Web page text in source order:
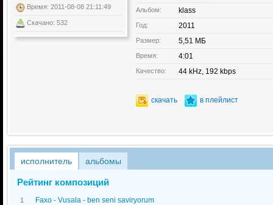
Время: 2011-08-08 21:11:49
Скачано: 532
Альбом: klass
Год: 2011
Размер: 5,51 МБ
Время: 4:01
Качество: 44 kHz, 192 kbps
скачать в плейлист
исполнитель альбомы
Рейтинг композиций
1 Faxo - Vusala - ben seni saviryorum